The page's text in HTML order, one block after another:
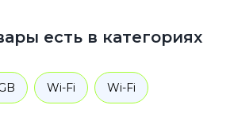
есть в категориях
Wi-Fi Wi-Fi